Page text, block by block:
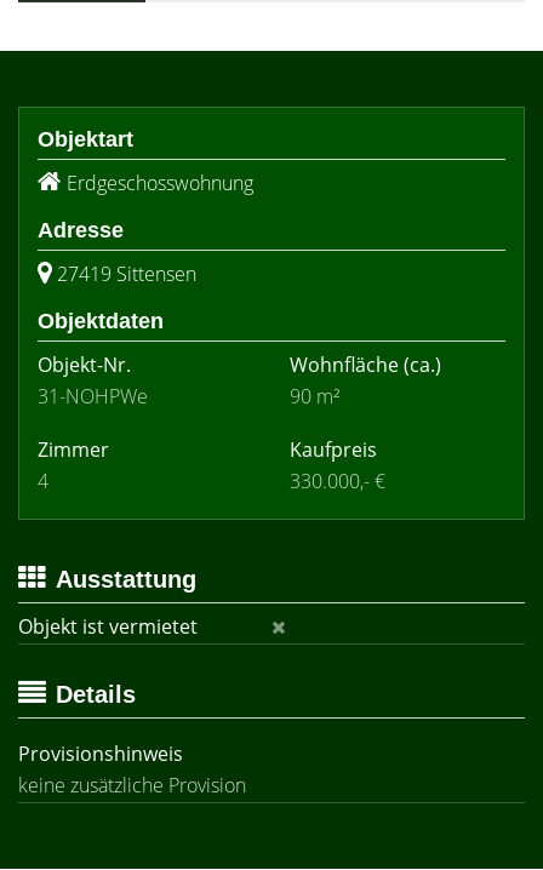
Objektart
Erdgeschosswohnung
Adresse
27419 Sittensen
Objektdaten
Objekt-Nr.
31-NOHPWe
Wohnfläche(ca.)
90 m²
Zimmer
4
Kaufpreis
330.000,- €
Ausstattung
Objekt ist vermietet
Details
Provisionshinweis
keine zusätzliche Provision